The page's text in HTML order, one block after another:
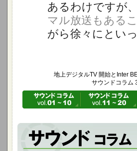
あるわけですが
マル放送もある
がら徐々にとい
地上デジタルTV 開始とInter
サウンドコラム
音響システムやオーディオ、AVに関連した雑